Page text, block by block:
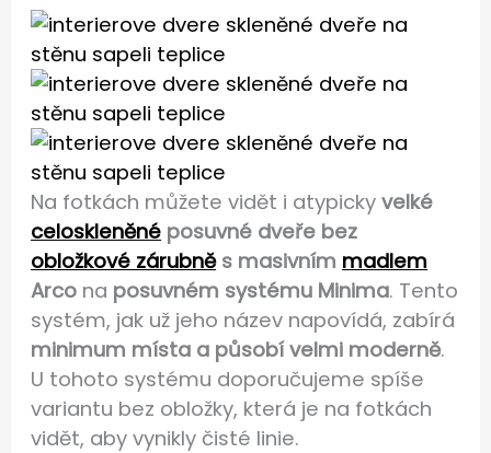
Na fotkách můžete vidět i atypickyvelké
celoskleněné posuvné dveře bez
obložkové zárubněs masivním madlem
Arco na posuvném systému Minima. Tento
systém, jak už jeho název napovídá, zabírá
minimum místa a působí velmi moderně.
U tohoto systému doporučujeme spíše
variantu bez obložky, která je na fotkách
vidět, aby vynikly čisté linie.